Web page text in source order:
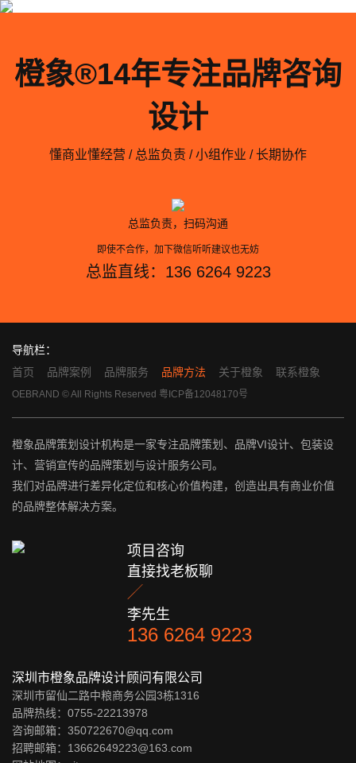
橙象®️14年专注品牌咨询
设计
懂商业懂经营 / 总监负责 / 小组作业 / 长期协作
总监负责，扫码沟通
即使不合作，加下微信听听建议也无妨
总监直线：136 6264 9223
导航栏：
首页
品牌案例 品牌服务 品牌方法 关于橙象 联系橙象
OEBRAND © All Rights Reserved 粤ICP备12048170号
橙象品牌策划设计机构是一家专注品牌策划、品牌VI设计、包装设
计、营销宣传的品牌策划与设计服务公司。
我们对品牌进行差异化定位和核心价值构建，创造出具有商业价值
的品牌整体解决方案。
项目咨询
直接找老板聊

李先生
136 6264 9223
深圳市橙象品牌设计顾问有限公司
深圳市留仙二路中粮商务公园3栋1316
品牌热线：0755-22213978
咨询邮箱：350722670@qq.com
招聘邮箱：13662649223@163.com